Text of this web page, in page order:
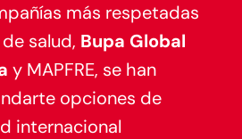
más respetadas
salud, Bupa Global
y MAPFRE, se han
opciones de
internacional